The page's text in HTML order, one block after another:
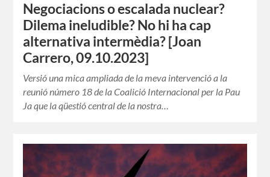
Negociacions o escalada nuclear?
Dilema ineludible? No hi ha cap
alternativa intermèdia? [Joan
Carrero, 09.10.2023]
Versió una mica ampliada de la meva intervenció a la
reunió número 18 de la Coalició Internacional per la Pau
Ja que la qüestió central de la nostra…